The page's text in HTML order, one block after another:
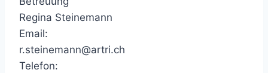
Regina Steinemann
Email:
r.steinemann@artri.ch
Telefon: